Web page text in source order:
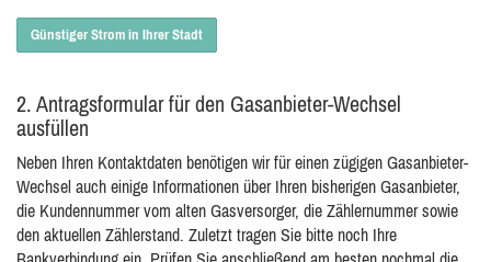
Günstiger Strom in Ihrer Stadt
2. Antragsformular für den Gasanbieter-Wechsel
ausfüllen
Neben Ihren Kontaktdaten benötigen wir für einen zügigen Gasanbieter-
Wechsel auch einige Informationen über Ihren bisherigen Gasanbieter,
die Kundennummer vom alten Gasversorger, die Zählernummer sowie
den aktuellen Zählerstand. Zuletzt tragen Sie bitte noch Ihre